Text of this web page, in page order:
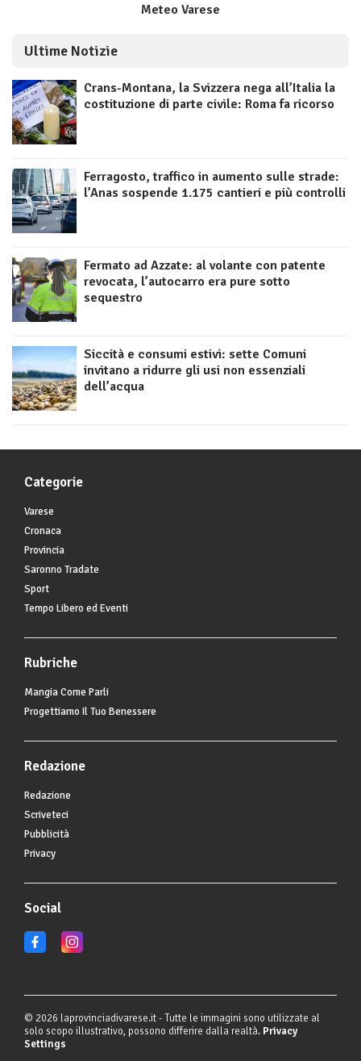
Meteo Varese
Ultime Notizie
Crans-Montana, la Svizzera nega all’Italia la
costituzione di parte civile: Roma fa ricorso
Ferragosto, traffico in aumento sulle strade:
l’Anas sospende 1.175 cantieri e più controlli
Fermato ad Azzate: al volante con patente
revocata, l’autocarro era pure sotto
sequestro
Siccità e consumi estivi: sette Comuni
invitano a ridurre gli usi non essenziali
dell’acqua
Categorie
Varese
Cronaca
Provincia
Saronno Tradate
Sport
Tempo Libero ed Eventi
Rubriche
Mangia Come Parli
Progettiamo Il Tuo Benessere
Redazione
Redazione
Scriveteci
Pubblicità
Privacy
Social
© 2026 laprovinciadivarese.it - Tutte le immagini sono utilizzate al
solo scopo illustrativo, possono differire dalla realtà. Privacy
Settings